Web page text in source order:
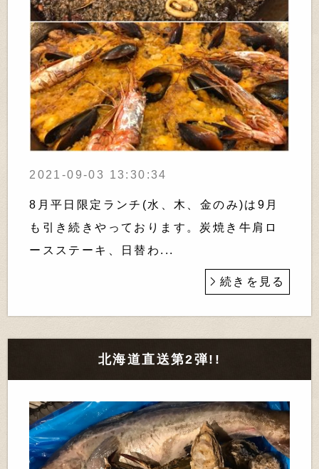
2021-09-03 13:30:34
8月平日限定ランチ(水、木、金のみ)は9月
も引き続きやっております。炭焼き牛肩ロ
ースステーキ、日替わ...
続きを見る
北海道直送第2弾!!